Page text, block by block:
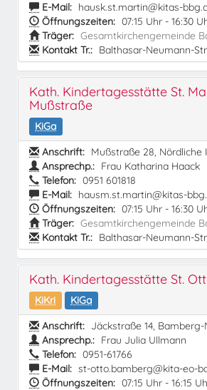
E-Mail: hausk.st.martin@kitas-
Öffnungszeiten: 07:15 Uhr - 16:30
Träger: Gesamtkirchengemeinde
Kontakt Tr.: Balthasar-Neumann-
Kath. Kindertagesstätte St.
Mußstraße
KiGa
Anschrift: Mußstraße 28, Nördliche
Ansprechp.: Frau Katharina Haack
Telefon: 0951 601818
E-Mail: hausm.st.martin@kitas-
Öffnungszeiten: 07:15 Uhr - 16:30
Träger: Gesamtkirchengemeinde
Kontakt Tr.: Balthasar-Neumann-
Kath. Kindertagesstätte St.
KiKri
KiGa
Anschrift: Jäckstraße 14, Bamberg-
Ansprechp.: Frau Julia Ullmann
Telefon: 0951-61766
E-Mail: st-otto.bamberg@kita-eo-
Öffnungszeiten: 07:15 Uhr - 16:15